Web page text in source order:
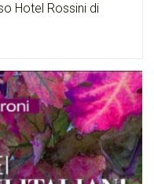
Hotel Rossini di